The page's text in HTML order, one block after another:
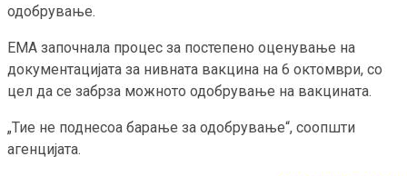
одобрување.
ЕМА започнала процес за постепено оценување на
документацијата за нивната вакцина на 6 октомври, со
цел да се забрза можното одобрување на вакцината.
„Тие не поднесоа барање за одобрување“, соопшти
агенцијата.